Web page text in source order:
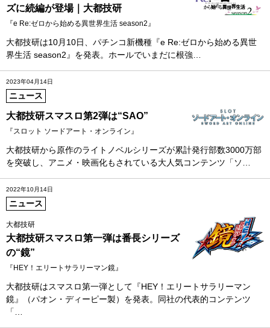
ズに続編が登場｜大都技研
『e Re:ゼロから始める異世界生活 season2』
大都技研は10月10日、パチンコ新機種『e Re:ゼロから始める異世
界生活 season2』を発表。ホールでいまだに根強…
2023年04月14日
ニュース
大都技研スマスロ第2弾は“SAO”
『スロット ソードアート・オンライン』
大都技研から原作のライトノベルシリーズが累計発行部数3000万部
を突破し、アニメ・映画化もされている大人気コンテンツ「ソ…
2022年10月14日
ニュース
大都技研
大都技研スマスロ第一弾は番長シリーズ
の“鏡”
『HEY！エリートサラリーマン鏡』
大都技研はスマスロ第一弾として『HEY！エリートサラリーマン
鏡』（パオン・ディーピー製）を発表。同社の代表的コンテンツ
「…